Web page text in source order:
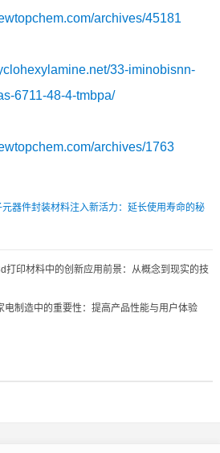
archives/45181
33-iminobisnn-
6711-48-4-tmbpa/
archives/1763
器件封装材料注入新活力：延长使用寿命的秘
打印材料中的创新应用前景：从概念到现实的技
电制造中的重要性：提高产品性能与用户体验